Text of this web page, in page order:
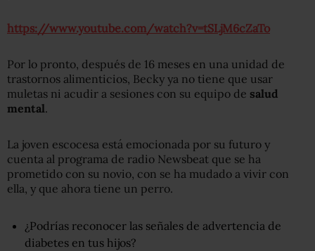
https://www.youtube.com/watch?v=tSLjM6cZaTo
Por lo pronto, después de 16 meses en una unidad de
trastornos alimenticios, Becky ya no tiene que usar
muletas ni acudir a sesiones con su equipo de salud
mental.
La joven escocesa está emocionada por su futuro y
cuenta al programa de radio Newsbeat que se ha
prometido con su novio, con se ha mudado a vivir con
ella, y que ahora tiene un perro.
¿Podrías reconocer las señales de advertencia de
diabetes en tus hijos?